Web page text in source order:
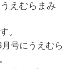
うえむらまみ
。
号にうえむら